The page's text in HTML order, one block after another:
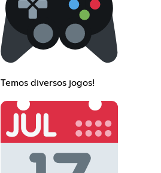
Temos diversos jogos!